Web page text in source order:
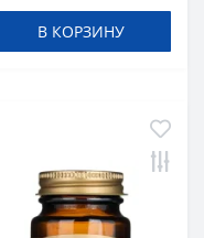
В КОРЗИНУ